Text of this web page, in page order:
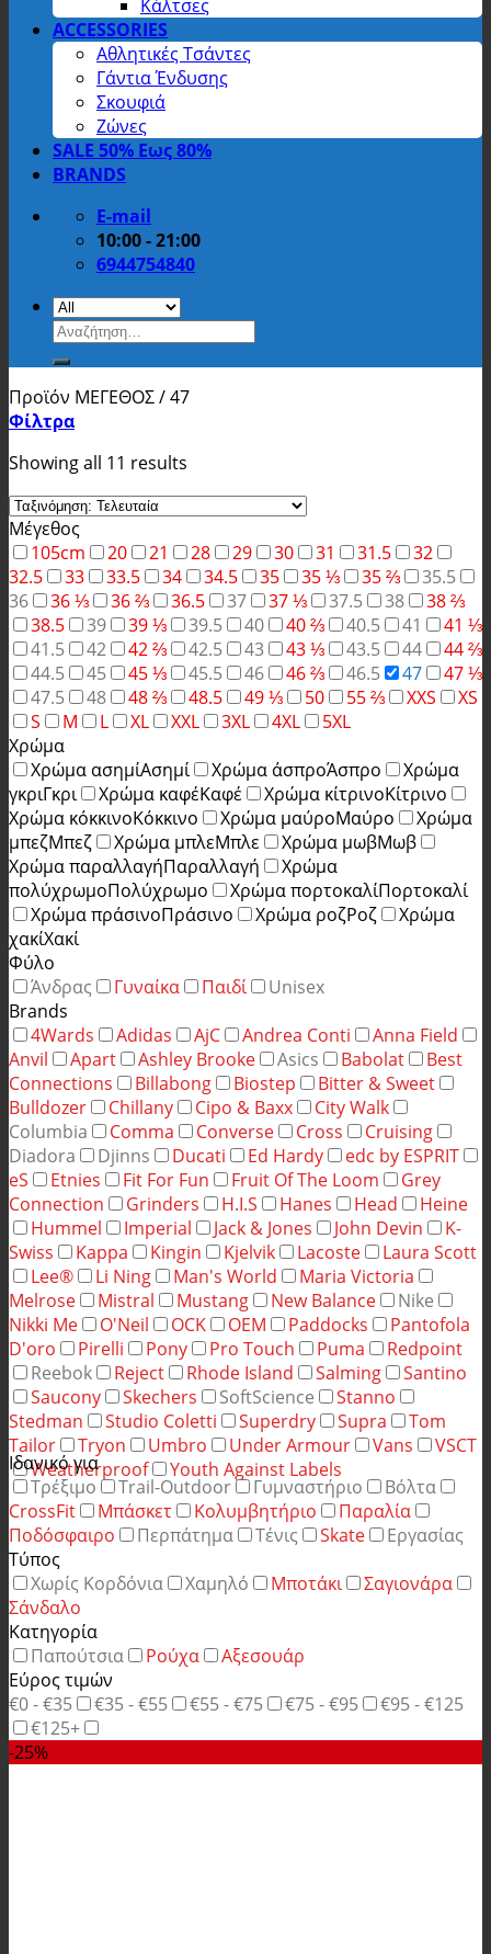
Κάλτσες
ACCESSORIES
Αθλητικές Τσάντες
Γάντια Ένδυσης
Σκουφιά
Ζώνες
SALE 50% Εως 80%
BRANDS
E-mail
10:00 - 21:00
6944754840
Αναζήτηση
για:
Προϊόν ΜΕΓΕΘΟΣ/47
Φίλτρα
Showing all 11 results
Μέγεθος
105cm
20 21 28 29 30 31 31.5
32
32.5
33 33.5 34 34.5 35 35 ⅓ 35 ⅔
35.5
36
36 ⅓ 36 ⅔ 36.5 37 37 ⅓ 37.5 38
38 ⅔
38.5
39 39 ⅓ 39.5 40 40 ⅔ 40.5 41
41 ⅓
41.5
42 42 ⅔ 42.5 43 43 ⅓ 43.5 44
44 ⅔
44.5
45 45 ⅓ 45.5 46 46 ⅔ 46.5 47
47 ⅓
47.5
48 48 ⅔ 48.5 49 ⅓ 50 55 ⅔ XXS
XS
S
M L XL XXL 3XL 4XL
5XL
Χρώμα
Χρώμα ασημίΑσημί Χρώμα άσπροΆσπρο
Χρώμα
γκριΓκρι Χρώμα καφέΚαφέ Χρώμα κίτρινοΚίτρινο
Χρώμα κόκκινοΚόκκινο Χρώμα μαύροΜαύρο
Χρώμα
μπεζΜπεζ Χρώμα μπλεΜπλε Χρώμα μωβΜωβ
Χρώμα παραλλαγήΠαραλλαγή
Χρώμα
πολύχρωμοΠολύχρωμο Χρώμα πορτοκαλίΠορτοκαλί
Χρώμα πράσινοΠράσινο Χρώμα ροζΡοζ
Χρώμα
χακίΧακί
Φύλο
Άνδρας
Γυναίκα Παιδί
Unisex
Brands
4Wards
Adidas AjC Andrea Conti
Anna Field
Anvil
Apart Ashley Brooke Asics Babolat
Best
Connections
Billabong Biostep
Bitter & Sweet
Bulldozer
Chillany Cipo & Baxx
City Walk
Columbia
Comma Converse Cross
Cruising
Diadora
Djinns Ducati Ed Hardy
edc by ESPRIT
eS
Etnies Fit For Fun Fruit Of The Loom
Grey
Connection
Grinders H.I.S Hanes Head
Heine
Hummel
Imperial Jack & Jones John Devin
K-
Swiss
Kappa Kingin Kjelvik Lacoste
Laura Scott
Lee®
Li Ning Man's World
Maria Victoria
Melrose
Mistral Mustang New Balance
Nike
Nikki Me
O'Neil OCK OEM Paddocks
Pantofola
D'oro
Pirelli Pony Pro Touch Puma
Redpoint
Reebok
Reject Rhode Island Salming
Santino
Saucony
Skechers SoftScience
Stanno
Stedman
Studio Coletti Superdry Supra
Tom
Tailor
Tryon Umbro Under Armour Vans
VSCT
Weatherproof
Youth Against Labels
Ιδανικό για
Τρέξιμο
Trail-Outdoor Γυμναστήριο
Βόλτα
CrossFit
Μπάσκετ Κολυμβητήριο
Παραλία
Ποδόσφαιρο
Περπάτημα Τένις Skate
Εργασίας
Τύπος
Χωρίς Κορδόνια
Χαμηλό Μποτάκι
Σαγιονάρα
Σάνδαλο
Κατηγορία
Παπούτσια
Ρούχα
Αξεσουάρ
Εύρος τιμών
€0 - €35
€35 - €55 €55 - €75 €75 - €95
€95 - €125
€125+
-25%